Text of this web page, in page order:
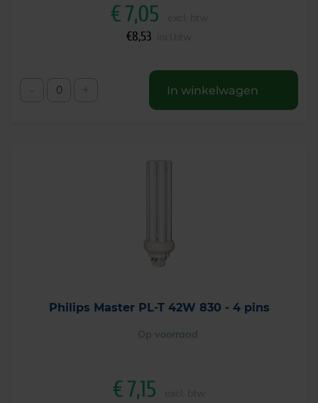
€7,05
€8,53
In winkelwagen
Philips Master PL-T 42W 830 - 4 pins
Op voorraad
€7,15